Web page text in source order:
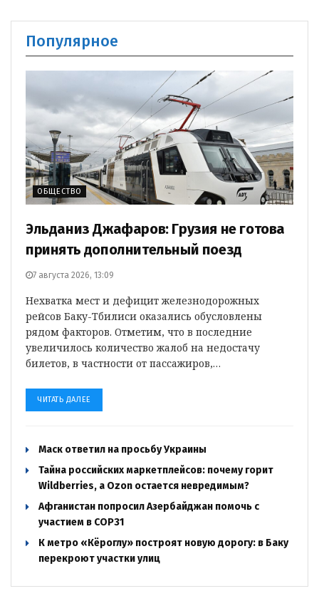
Популярное
ОБЩЕСТВО
Эльданиз Джафаров: Грузия не готова
принять дополнительный поезд
7 августа 2026, 13:09
Нехватка мест и дефицит железнодорожных
рейсов Баку-Тбилиси оказались обусловлены
рядом факторов. Отметим, что в последние
увеличилось количество жалоб на недостачу
билетов, в частности от пассажиров,…
ЧИТАТЬ ДАЛЕЕ
Маск ответил на просьбу Украины
Тайна российских маркетплейсов: почему горит
Wildberries, а Ozon остается невредимым?
Афганистан попросил Азербайджан помочь с
участием в COP31
К метро «Кёроглу» построят новую дорогу: в Баку
перекроют участки улиц